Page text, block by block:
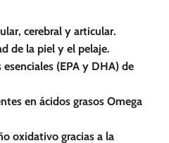
cerebral y articular.
de la piel y el pelaje.
(EPA y DHA) de
en ácidos grasos Omega
oxidativo gracias a la